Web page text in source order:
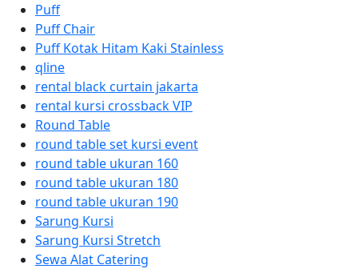
Puff
Puff Chair
Puff Kotak Hitam Kaki Stainless
qline
rental black curtain jakarta
rental kursi crossback VIP
Round Table
round table set kursi event
round table ukuran 160
round table ukuran 180
round table ukuran 190
Sarung Kursi
Sarung Kursi Stretch
Sewa Alat Catering